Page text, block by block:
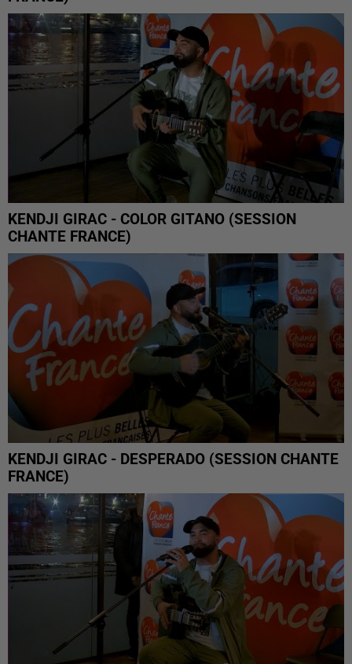
KENDJI GIRAC - COLOR GITANO (SESSION
CHANTE FRANCE)
KENDJI GIRAC - DESPERADO (SESSION CHANTE
FRANCE)